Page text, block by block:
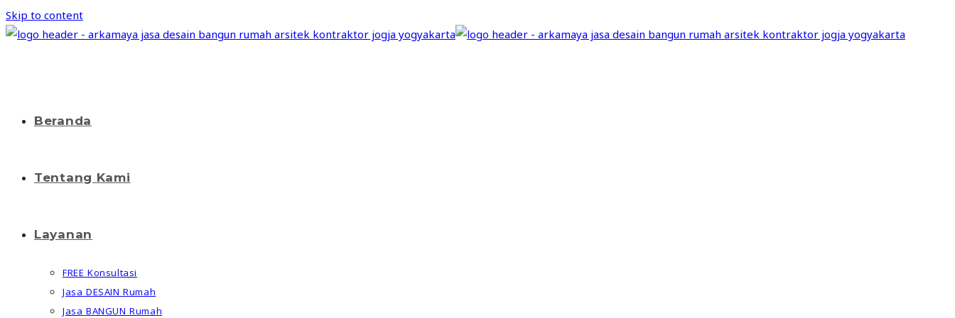
Skip to content
Beranda
Tentang Kami
Layanan
FREE Konsultasi
Jasa DESAIN Rumah
Jasa BANGUN Rumah